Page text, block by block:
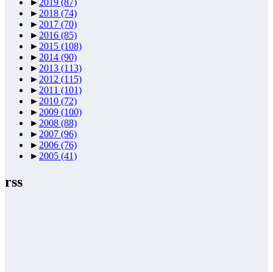
► 2019 (87)
► 2018 (74)
► 2017 (70)
► 2016 (85)
► 2015 (108)
► 2014 (90)
► 2013 (113)
► 2012 (115)
► 2011 (101)
► 2010 (72)
► 2009 (100)
► 2008 (88)
► 2007 (96)
► 2006 (76)
► 2005 (41)
rss